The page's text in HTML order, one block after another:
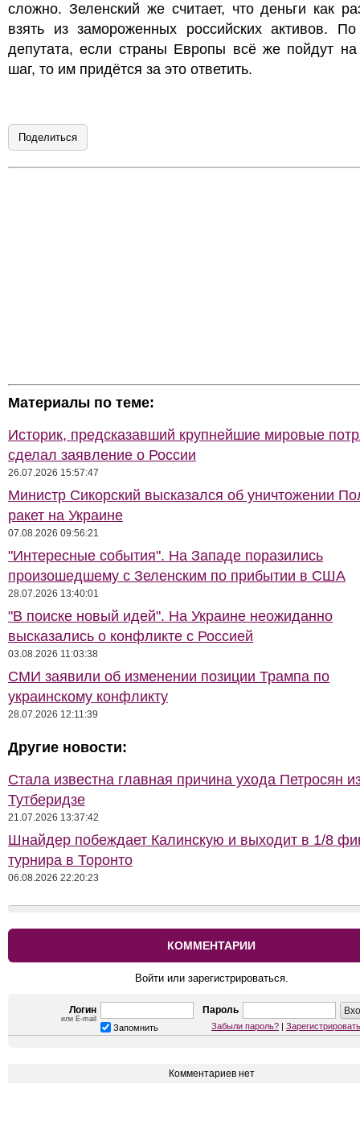
сложно. Зеленский же считает, что деньги как
взять из замороженных российских активов.
депутата, если страны Европы всё же пойдут
шаг, то им придётся за это ответить.
Поделиться
Материалы по теме:
Историк, предсказавший крупнейшие мировые
сделал заявление о России
26.07.2026 15:57:47
Министр Сикорский высказался об уничтожении
ракет на Украине
07.08.2026 09:56:21
"Интересные события". На Западе поразились
произошедшему с Зеленским по прибытии в США
28.07.2026 13:40:01
"В поиске новый идей". На Украине неожиданно
высказались о конфликте с Россией
03.08.2026 11:03:38
СМИ заявили об изменении позиции Трампа по
украинскому конфликту
28.07.2026 12:11:39
Другие новости:
Стала известна главная причина ухода Петросян
Тутберидзе
21.07.2026 13:37:42
Шнайдер побеждает Калинскую и выходит в 1/8
турнира в Торонто
06.08.2026 22:20:23
КОММЕНТАРИИ
Войти или зарегистрироваться.
Логин
или E-mail
Пароль
Запомнить Забыли пароль? |
Комментариев нет